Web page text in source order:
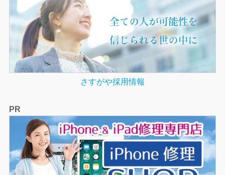
さすがや採用情報
PR